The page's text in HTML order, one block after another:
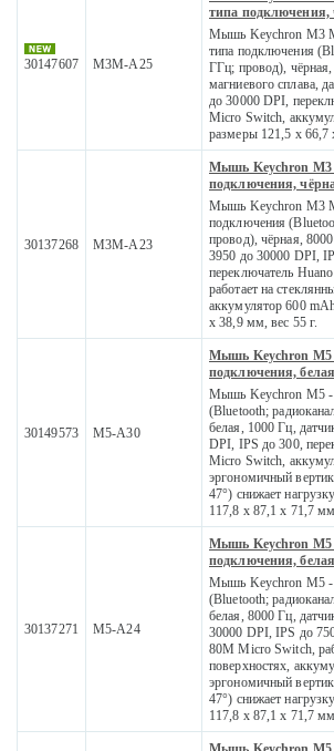
30147607 M3M-A25
типа подключения,
Мышь Keychron M3
типа подключения
ГГц; провод),
магниевого сплава,
до 30000 DPI,
Micro Switch,
размеры 121,5 x 66,7
30137268 M3M-A23
Мышь Keychron M3
подключения,
Мышь Keychron M3
подключения
провод), чёрная,
3950 до 30000 DPI,
переключатель
работает на
аккумулятор 600
x 38,9 мм, вес 55 г.
30149573 M5-A30
Мышь Keychron M5
подключения,
Мышь Keychron M5 -
(Bluetooth;
белая, 1000 Гц,
DPI, IPS до 300,
Micro Switch,
эргономичный
47°) снижает
117,8 x 87,1 x 71,7
30137271 M5-A24
Мышь Keychron M5
подключения,
Мышь Keychron M5 -
(Bluetooth;
белая, 8000 Гц,
30000 DPI, IPS до
80M Micro Switch,
поверхностях,
эргономичный
47°) снижает
117,8 x 87,1 x 71,7